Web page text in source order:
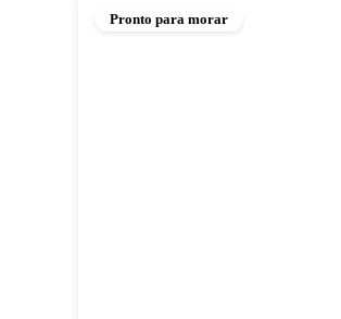
Pronto para morar